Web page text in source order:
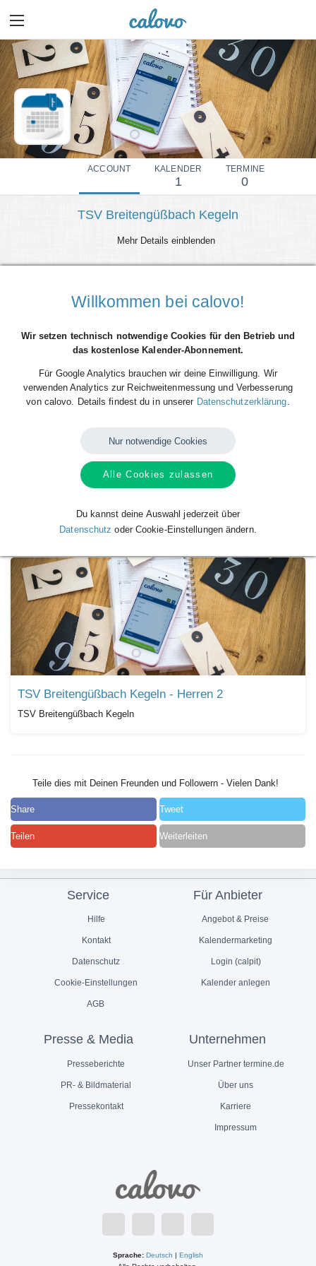
ACCOUNT KALENDER
1
TERMINE
0
TSV Breitengüßbach Kegeln
Mehr Details einblenden
VerfügbareKalendervonTSV
TSV Breitengüßbach Kegeln - Herren 2
TSV Breitengüßbach Kegeln
Teile dies mit Deinen Freunden und Followern - Vielen Dank!
Share Tweet
Teilen Weiterleiten
Service
Hilfe
Kontakt
Datenschutz
Cookie-Einstellungen
AGB
Für Anbieter
Angebot & Preise
Kalendermarketing
Login (calpit)
Kalender anlegen
Presse & Media
Presseberichte
PR- & Bildmaterial
Pressekontakt
Unternehmen
Unser Partner termine.de
Über uns
Karriere
Impressum
Sprache: Deutsch | English
Willkommen bei calovo!
Wir setzen technisch notwendige Cookies für den Betrieb und
das kostenlose Kalender-Abonnement.
Für Google Analytics brauchen wir deine Einwilligung. Wir
verwenden Analytics zur Reichweitenmessung und Verbesserung
von calovo. Details findest du in unserer Datenschutzerklärung.
Nur notwendige Cookies
Alle Cookies zulassen
Du kannst deine Auswahl jederzeit über
Datenschutz oder Cookie-Einstellungen ändern.